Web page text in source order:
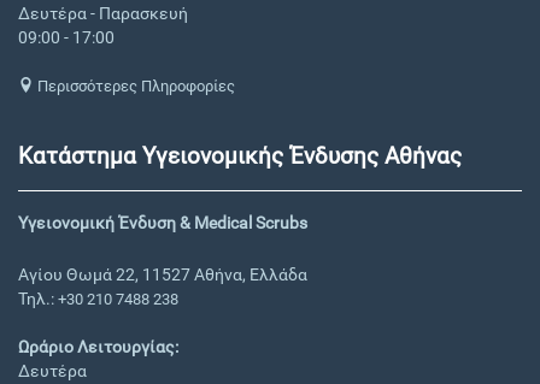
Δευτέρα - Παρασκευή
09:00 - 17:00
Περισσότερες Πληροφορίες
Κατάστημα Υγειονομικής Ένδυσης Αθήνας
Υγειονομική Ένδυση & Medical Scrubs
Αγίου Θωμά 22, 11527 Αθήνα, Ελλάδα
Τηλ.: +30 210 7488 238
Ωράριο Λειτουργίας:
Δευτέρα